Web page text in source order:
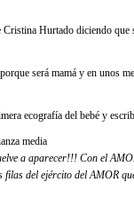
Cristina Hurtado diciendo que
será mamá y en unos
ecografía del bebé y
a aparecer!!! Con el
filas del ejército del AMOR